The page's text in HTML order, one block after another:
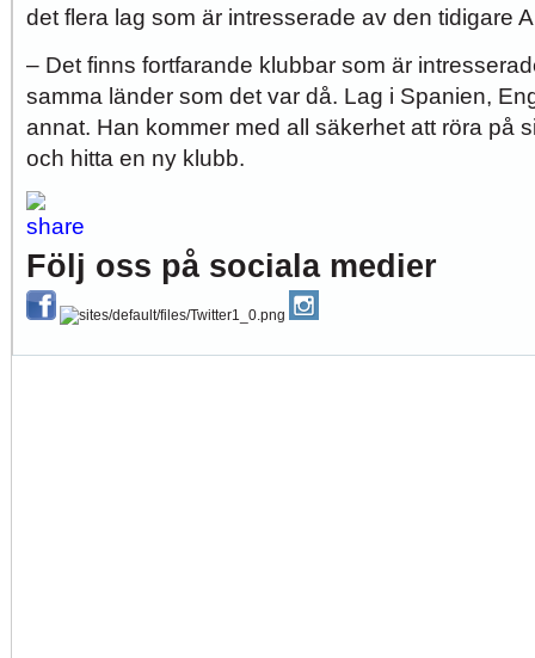
det flera lag som är intresserade av den tidigare
– Det finns fortfarande klubbar som är
samma länder som det var då. Lag i Spanien,
annat. Han kommer med all säkerhet att röra på
och hitta en ny klubb.
Följ oss på sociala medier